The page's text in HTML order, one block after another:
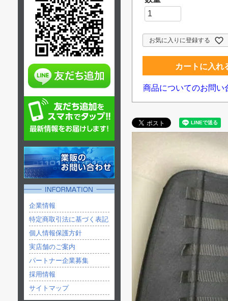
企業情報
特定商取引法に基づく表記
個人情報保護方針
実店舗のご案内
パートナー企業募集
採用情報
サイトマップ
お気に入りに登録する
カートに入れ
商品についてのお問い